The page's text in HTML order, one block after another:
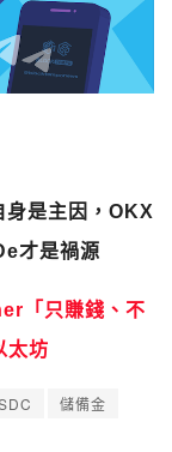
身是主因，OKX
才是禍源
「只賺錢、不
太坊
儲備金